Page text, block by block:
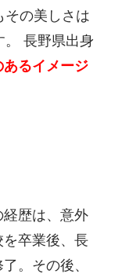
その美しさは
。 長野県出身
あるイメージ
歴は、意外
卒業後、長
。その後、